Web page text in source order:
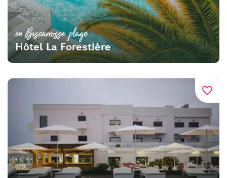
en Biscarrosse plage
Hôtel La Forestière
favorite_border